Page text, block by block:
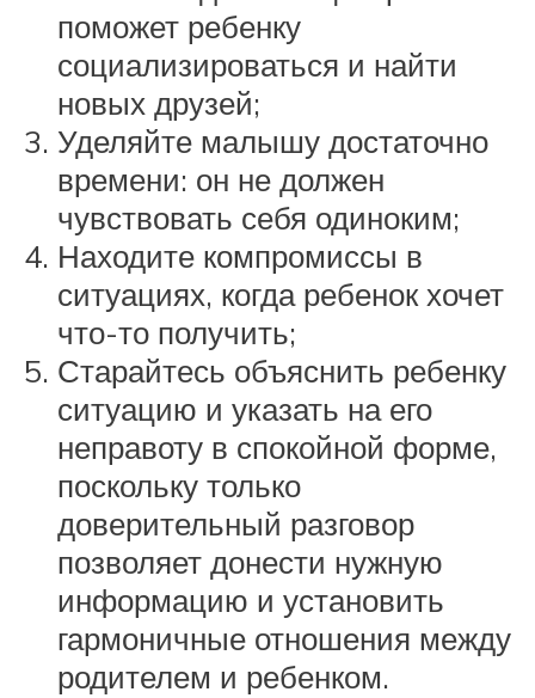
поможет ребенку
социализироваться и найти
новых друзей;
Уделяйте малышу достаточно
времени: он не должен
чувствовать себя одиноким;
Находите компромиссы в
ситуациях, когда ребенок хочет
что-то получить;
Старайтесь объяснить ребенку
ситуацию и указать на его
неправоту в спокойной форме,
поскольку только
доверительный разговор
позволяет донести нужную
информацию и установить
гармоничные отношения между
родителем и ребенком.